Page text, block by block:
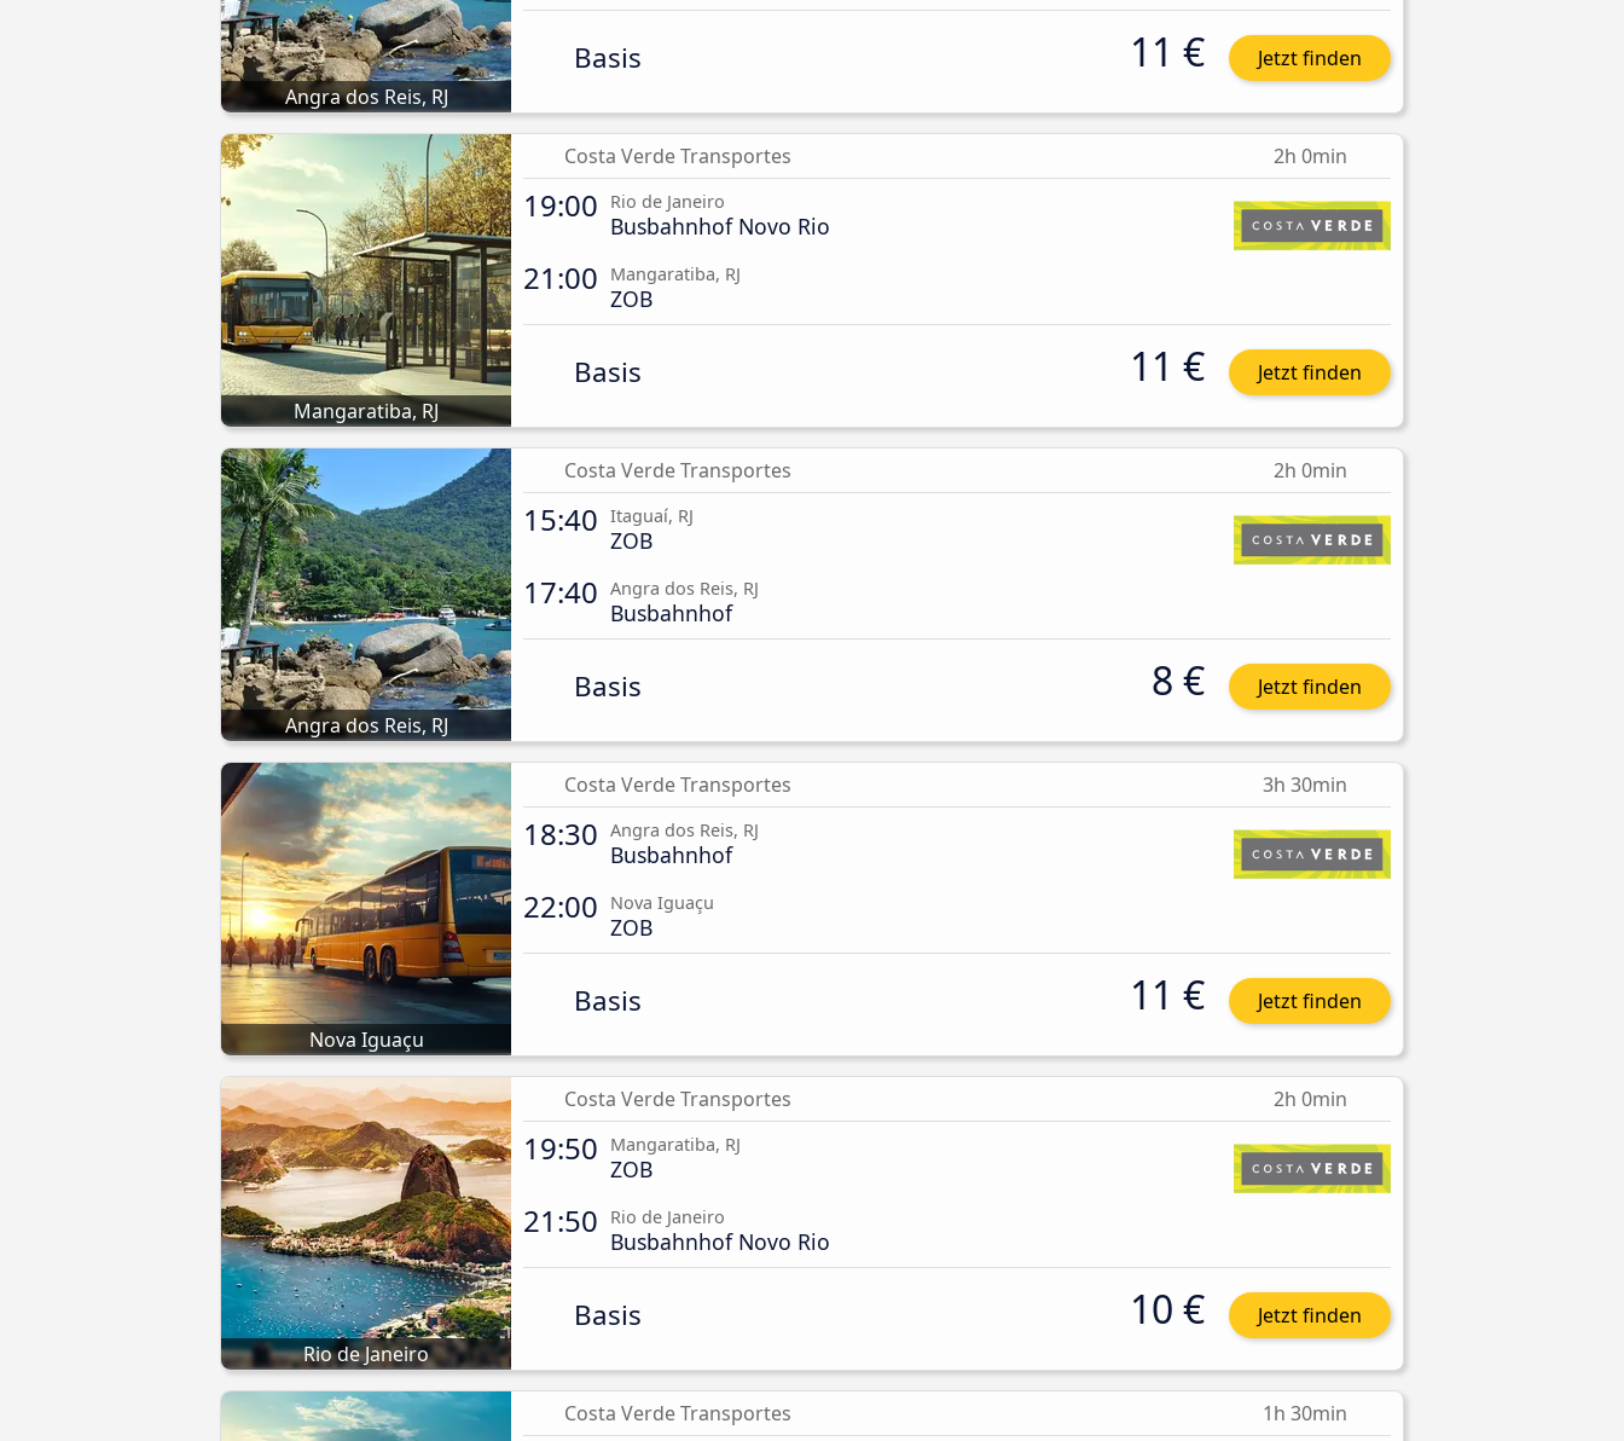
Angra dos Reis, RJ
Basis 11 € Jetzt finden
Mangaratiba, RJ
Costa Verde Transportes 2h 0min
19:00 Rio de Janeiro
Busbahnhof Novo Rio
21:00 Mangaratiba, RJ
ZOB
Basis 11 € Jetzt finden
Angra dos Reis, RJ
Costa Verde Transportes 2h 0min
15:40 Itaguaí, RJ
ZOB
17:40 Angra dos Reis, RJ
Busbahnhof
Basis 8 € Jetzt finden
Nova Iguaçu
Costa Verde Transportes 3h 30min
18:30 Angra dos Reis, RJ
Busbahnhof
22:00 Nova Iguaçu
ZOB
Basis 11 € Jetzt finden
Rio de Janeiro
Costa Verde Transportes 2h 0min
19:50 Mangaratiba, RJ
ZOB
21:50 Rio de Janeiro
Busbahnhof Novo Rio
Basis 10 € Jetzt finden
Costa Verde Transportes 1h 30min